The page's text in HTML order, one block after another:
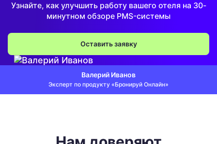
Узнайте, как улучшить работу вашего отеля на 30-
минутном обзоре PMS-системы
Оставить заявку
Валерий Иванов
Эксперт по продукту «Бронируй Онлайн»